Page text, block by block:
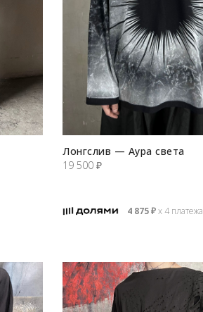
Лонгслив — Аура света
19 500₽
4 875₽х 4 платежа